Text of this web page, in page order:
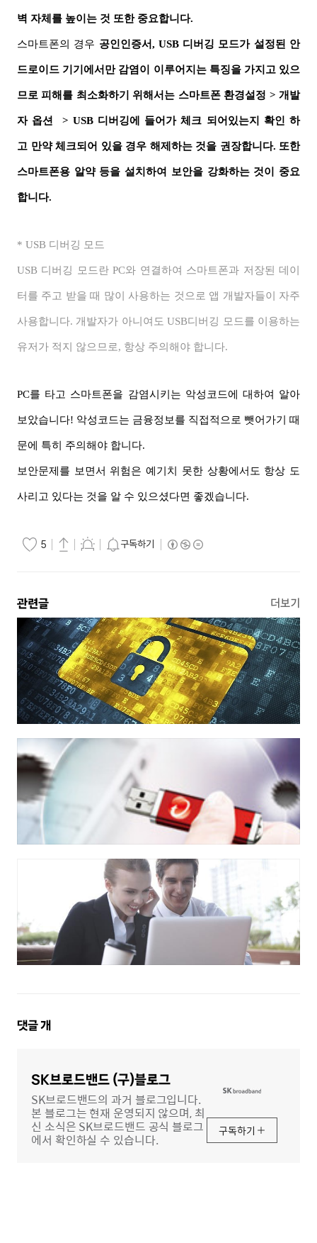
벽 자체를 높이는 것 또한 중요합니다.
스마트폰의 경우 공인인증서, USB 디버깅 모드가 설정된 안
드로이드 기기에서만 감염이 이루어지는 특징을 가지고 있으
므로 피해를 최소화하기 위해서는 스마트폰 환경설정 > 개발
자 옵션 > USB 디버깅에 들어가 체크 되어있는지 확인 하
고 만약 체크되어 있을 경우 해제하는 것을 권장합니다. 또한
스마트폰용 알약 등을 설치하여 보안을 강화하는 것이 중요
합니다.
* USB 디버깅 모드
USB 디버깅 모드란 PC와 연결하여 스마트폰과 저장된 데이
터를 주고 받을 때 많이 사용하는 것으로 앱 개발자들이 자주
사용합니다. 개발자가 아니여도 USB디버깅 모드를 이용하는
유저가 적지 않으므로, 항상 주의해야 합니다.
PC를 타고 스마트폰을 감염시키는 악성코드에 대하여 알아
보았습니다! 악성코드는 금융정보를 직접적으로 뺏어가기 때
문에 특히 주의해야 합니다.
보안문제를 보면서 위험은 예기치 못한 상황에서도 항상 도
사리고 있다는 것을 알 수 있으셨다면 좋겠습니다.
5 구독하기
관련글 더보기
댓
댓글개
SK브로드밴드 (구)블로그
SK브로드밴드의 과거 블로그입니다.
본 블로그는 현재 운영되지 않으며, 최
신 소식은 SK브로드밴드 공식 블로그
에서 확인하실 수 있습니다.
구독하기